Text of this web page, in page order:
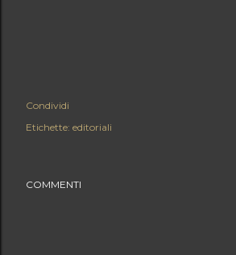
Condividi
Etichette: editoriali
COMMENTI